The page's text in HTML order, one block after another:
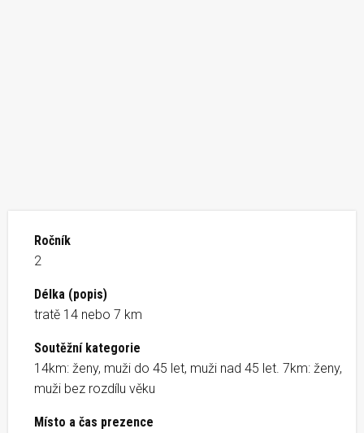
Ročník
2
Délka (popis)
tratě 14 nebo 7 km
Soutěžní kategorie
14km: ženy, muži do 45 let, muži nad 45 let. 7km: ženy,
muži bez rozdílu věku
Místo a čas prezence